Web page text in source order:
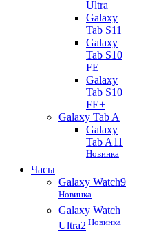
Ultra
Galaxy
Tab S11
Galaxy
Tab S10
FE
Galaxy
Tab S10
FE+
Galaxy Tab A
Galaxy
Tab A11
Новинка
Часы
Galaxy Watch9
Новинка
Galaxy Watch
Ultra2 Новинка